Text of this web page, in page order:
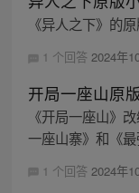
《异人之下》的
1 个回答 2024年
开局一座山原
《开局一座山》
一座山寨》和《最
1 个回答 2024年